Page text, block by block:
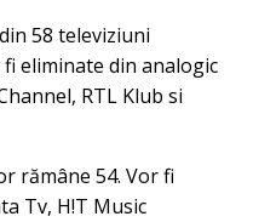
58 televiziuni
eliminate din analogic
RTL Klub si
rămâne 54. Vor fi
Tv, H!T Music